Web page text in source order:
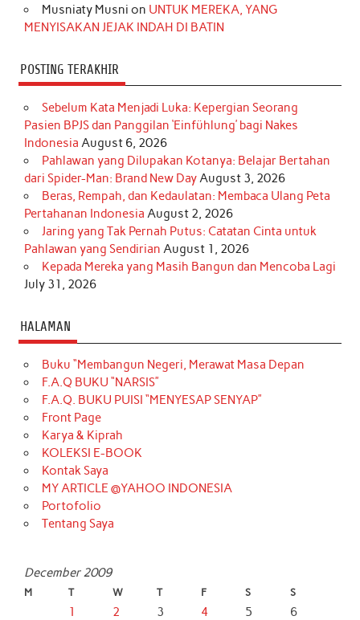
Musniaty Musni on UNTUK MEREKA, YANG
MENYISAKAN JEJAK INDAH DI BATIN
POSTING TERAKHIR
Sebelum Kata Menjadi Luka: Kepergian Seorang
Pasien BPJS dan Panggilan ‘Einfühlung’ bagi Nakes
Indonesia August 6, 2026
Pahlawan yang Dilupakan Kotanya: Belajar Bertahan
dari Spider-Man: Brand New DayAugust 3, 2026
Beras, Rempah, dan Kedaulatan: Membaca Ulang Peta
Pertahanan Indonesia August 2, 2026
Jaring yang Tak Pernah Putus: Catatan Cinta untuk
Pahlawan yang Sendirian August 1, 2026
Kepada Mereka yang Masih Bangun dan Mencoba Lagi
July 31, 2026
HALAMAN
Buku “Membangun Negeri, Merawat Masa Depan
F.A.Q BUKU “NARSIS”
F.A.Q. BUKU PUISI “MENYESAP SENYAP”
Front Page
Karya & Kiprah
KOLEKSI E-BOOK
Kontak Saya
MY ARTICLE @YAHOO INDONESIA
Portofolio
Tentang Saya
December 2009
M T W T F S S
1 2 3 4 5 6